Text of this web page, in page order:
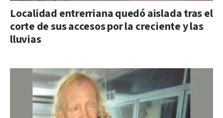
Localidad entrerriana quedó aislada tras el
corte de sus accesos por la creciente y las
lluvias